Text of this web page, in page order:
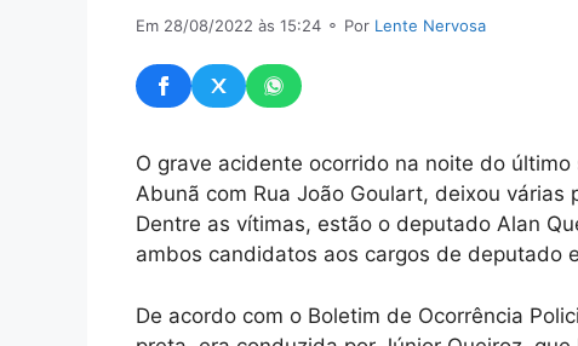
Em 28/08/2022 às 15:24 ⚬ Por Lente Nervosa
O grave acidente ocorrido na noite do
Abunã com Rua João Goulart, deixou
Dentre as vítimas, estão o deputado Alan
ambos candidatos aos cargos de deputado
De acordo com o Boletim de Ocorrência